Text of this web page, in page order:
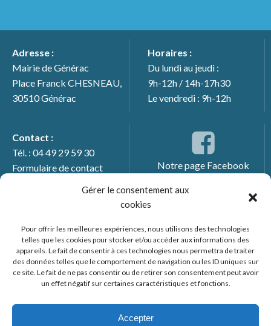
Gérer le consentement aux
cookies
Pour offrir les meilleures expériences, nous utilisons des technologies
telles que les cookies pour stocker et/ou accéder aux informations des
appareils. Le fait de consentir à ces technologies nous permettra de traiter
des données telles que le comportement de navigation ou les ID uniques sur
ce site. Le fait de ne pas consentir ou de retirer son consentement peut avoir
un effet négatif sur certaines caractéristiques et fonctions.
Accepter
Adresse :
Mairie de Générac
Place Franck CHESNEAU,
30510 Générac
Horaires :
Du lundi au jeudi :
9h-12h / 14h-17h30
Le vendredi : 9h-12h
Contact :
Tél. : 04 49 29 59 30
Formulaire de contact
Notre page Facebook